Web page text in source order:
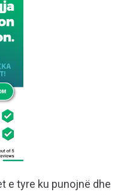
e tyre ku punojnë dhe